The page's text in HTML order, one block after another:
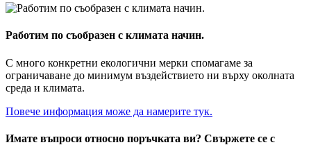
Работим по съобразен с климата начин.
С много конкретни екологични мерки спомагаме за
ограничаване до минимум въздействието ни върху околната
среда и климата.
Повече информация може да намерите тук.
Имате въпроси относно поръчката ви? Свържете се с